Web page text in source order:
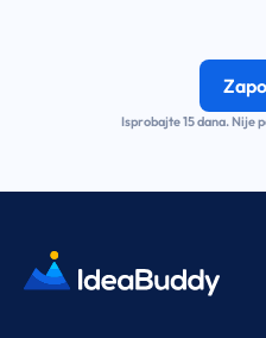
Isprobajte 15 dana. Nije